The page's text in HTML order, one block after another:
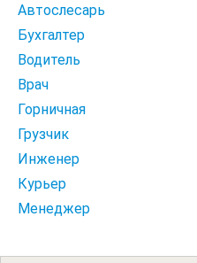
Автослесарь
Бухгалтер
Водитель
Врач
Горничная
Грузчик
Инженер
Курьер
Менеджер